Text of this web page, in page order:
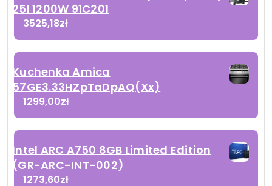
25l 1200W 91C201
3525,18zł
Kuchenka Amica
57GE3.33HZpTaDpAQ(Xx)
1299,00zł
Intel ARC A750 8GB Limited Edition
(GR-ARC-INT-002)
1273,60zł